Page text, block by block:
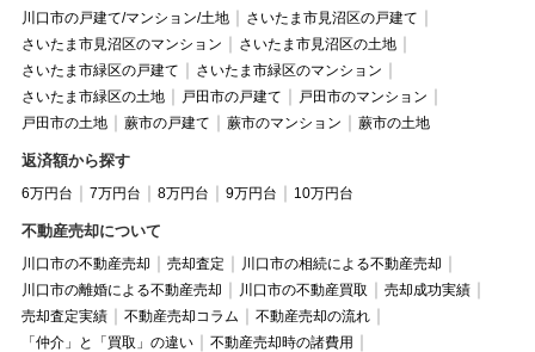
川口市の戸建て/マンション/土地
さいたま市見沼区の戸建て
さいたま市見沼区のマンション
さいたま市見沼区の土地
さいたま市緑区の戸建て
さいたま市緑区のマンション
さいたま市緑区の土地
戸田市の戸建て
戸田市のマンション
戸田市の土地
蕨市の戸建て 蕨市のマンション 蕨市の土地
返済額から探す
6万円台 7万円台 8万円台 9万円台 10万円台
不動産売却について
川口市の不動産売却 売却査定
川口市の相続による不動産売却
川口市の離婚による不動産売却
川口市の不動産買取
売却成功実績
売却査定実績
不動産売却コラム
不動産売却の流れ
「仲介」と「買取」の違い
不動産売却時の諸費用